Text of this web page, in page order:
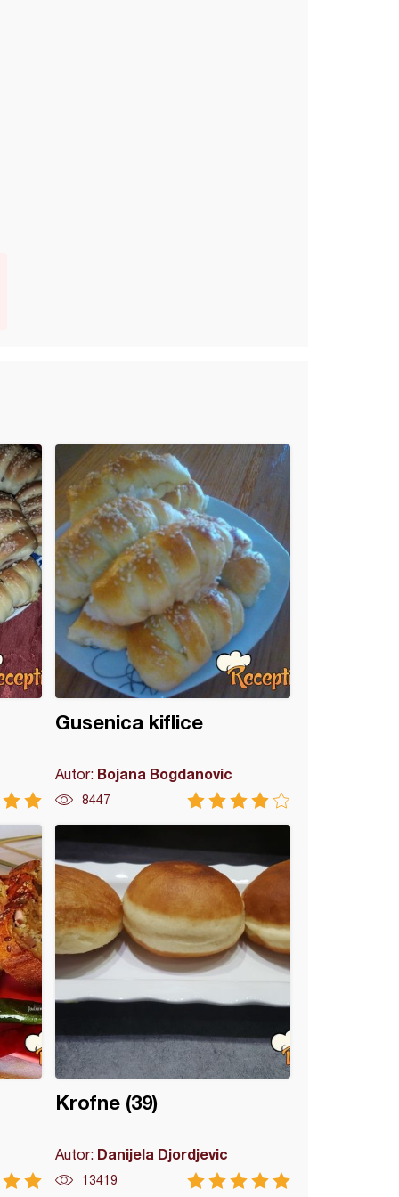
Gusenica kiflice
Autor: Bojana Bogdanovic
8447
Krofne (39)
Autor: Danijela Djordjevic
13419